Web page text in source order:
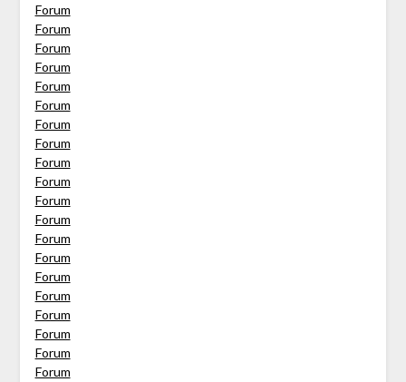
Forum
Forum
Forum
Forum
Forum
Forum
Forum
Forum
Forum
Forum
Forum
Forum
Forum
Forum
Forum
Forum
Forum
Forum
Forum
Forum